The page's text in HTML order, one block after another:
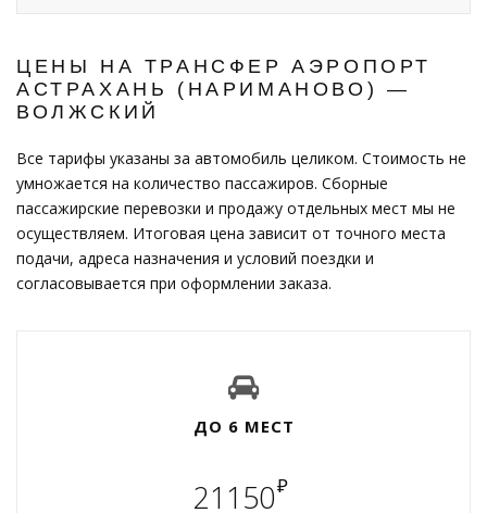
ЦЕНЫ НА ТРАНСФЕР АЭРОПОРТ
АСТРАХАНЬ (НАРИМАНОВО) —
ВОЛЖСКИЙ
Все тарифы указаны за автомобиль целиком. Стоимость не
умножается на количество пассажиров. Сборные
пассажирские перевозки и продажу отдельных мест мы не
осуществляем. Итоговая цена зависит от точного места
подачи, адреса назначения и условий поездки и
согласовывается при оформлении заказа.
ДО 6 МЕСТ
21150₽